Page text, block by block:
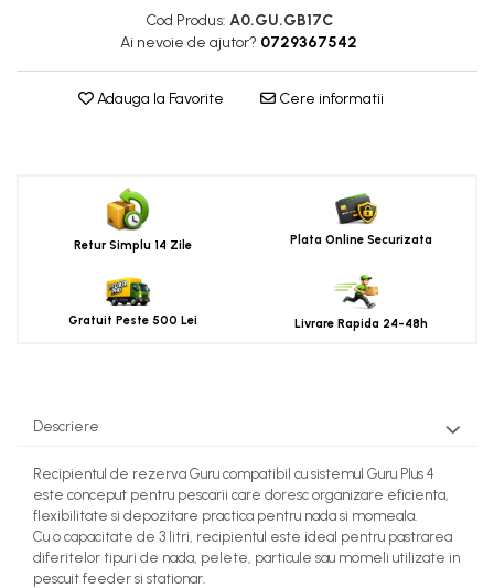
Cod Produs: A0.GU.GB17C
Ai nevoie de ajutor? 0729367542
Adauga la Favorite Cere informatii
Retur Simplu 14 Zile Plata Online Securizata
Gratuit Peste 500 Lei Livrare Rapida 24-48h
Descriere
Recipientul de rezerva Guru compatibil cu sistemul Guru Plus 4
este conceput pentru pescarii care doresc organizare eficienta,
flexibilitate si depozitare practica pentru nada si momeala.
Cu o capacitate de 3 litri, recipientul este ideal pentru pastrarea
diferitelor tipuri de nada, pelete, particule sau momeli utilizate in
pescuit feeder si stationar.